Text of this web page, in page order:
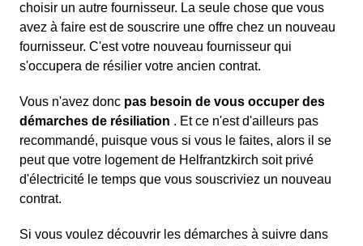
choisir un autre fournisseur. La seule chose que vous
avez à faire est de souscrire une offre chez un nouveau
fournisseur. C'est votre nouveau fournisseur qui
s'occupera de résilier votre ancien contrat.
Vous n'avez donc pas besoin de vous occuper des
démarches de résiliation . Et ce n'est d'ailleurs pas
recommandé, puisque vous si vous le faites, alors il se
peut que votre logement de Helfrantzkirch soit privé
d'électricité le temps que vous souscriviez un nouveau
contrat.
Si vous voulez découvrir les démarches à suivre dans